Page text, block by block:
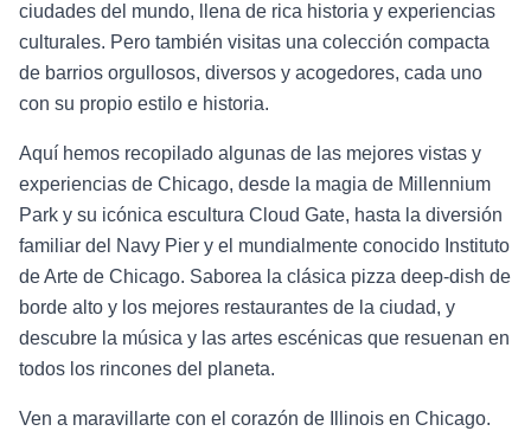
ciudades del mundo, llena de rica historia y experiencias
culturales. Pero también visitas una colección compacta
de barrios orgullosos, diversos y acogedores, cada uno
con su propio estilo e historia.
Aquí hemos recopilado algunas de las mejores vistas y
experiencias de Chicago, desde la magia de Millennium
Park y su icónica escultura Cloud Gate, hasta la diversión
familiar del Navy Pier y el mundialmente conocido Instituto
de Arte de Chicago. Saborea la clásica pizza deep-dish de
borde alto y los mejores restaurantes de la ciudad, y
descubre la música y las artes escénicas que resuenan en
todos los rincones del planeta.
Ven a maravillarte con el corazón de Illinois en Chicago.